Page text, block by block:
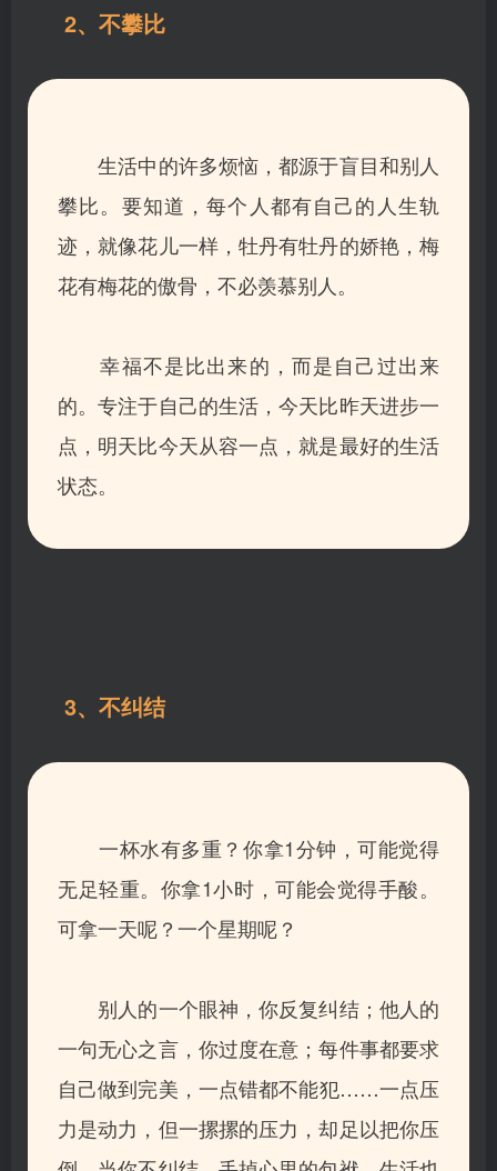
2、不攀比
生活中的许多烦恼，都源于盲目和别人
攀比。要知道，每个人都有自己的人生轨
迹，就像花儿一样，牡丹有牡丹的娇艳， 梅
花有梅花的傲骨 ，不必羡慕别人。
幸福不是比出来的，而是自己过出来
的。专注于自己的生活，今天比昨天进步一
点，明天比今天从容一点，就是最好的生活
状态。
3、不纠结
一杯水有多重？你拿1分钟，可能觉得
无足轻重。你拿1小时，可能会觉得手酸。
可拿一天呢？一个星期呢？
别人的一个眼神，你反复纠结；他人的
一句无心之言，你过度在意；每件事都要求
自己做到完美，一点错都不能犯……一点压
力是动力，但一摞摞的压力，却足以把你压